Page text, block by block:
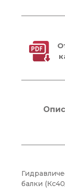
балки